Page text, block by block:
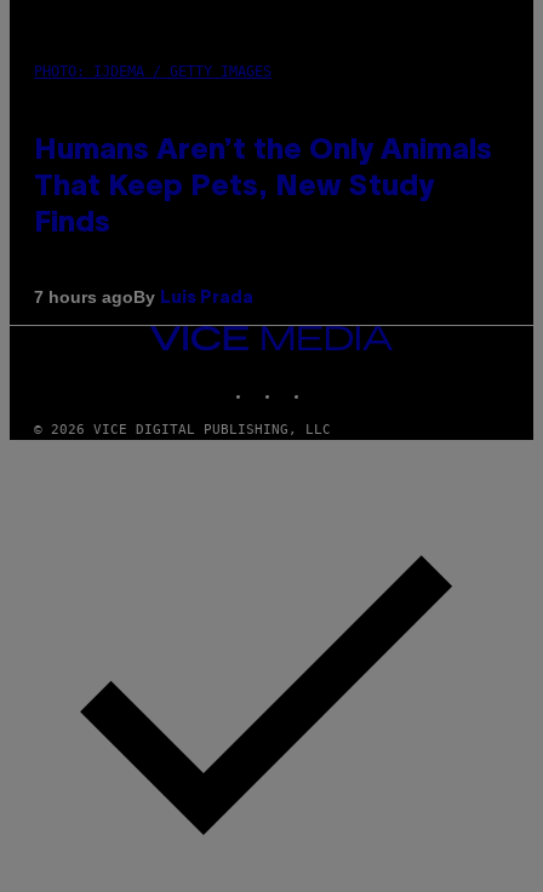
PHOTO: IJDEMA / GETTY IMAGES
Humans Aren’t the Only Animals
That Keep Pets, New Study
Finds
7 hours agoBy Luis Prada
VICE
MEDIA
© 2026 VICE DIGITAL PUBLISHING, LLC